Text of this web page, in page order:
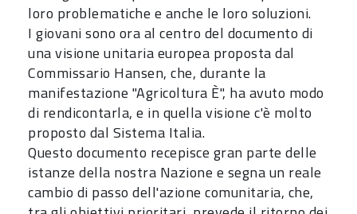
loro problematiche e anche le loro soluzioni.
I giovani sono ora al centro del documento di
una visione unitaria europea proposta dal
Commissario Hansen, che, durante la
manifestazione "Agricoltura È", ha avuto modo
di rendicontarla, e in quella visione c'è molto
proposto dal Sistema Italia.
Questo documento recepisce gran parte delle
istanze della nostra Nazione e segna un reale
cambio di passo dell'azione comunitaria, che,